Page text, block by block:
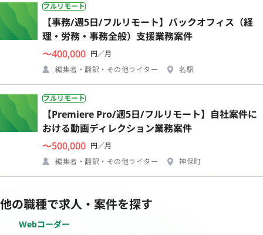
フルリモート
【事務/週5日/フルリモート】バックオフィス（経
理・労務・事務全般）支援業務案件
〜400,000 円／月
編集者・翻訳・その他ライター
名駅
フルリモート
【Premiere Pro/週5日/フルリモート】自社案件に
おける動画ディレクション業務案件
〜500,000 円／月
編集者・翻訳・その他ライター
神保町
他の職種で求人・案件を探す
Webコーダー